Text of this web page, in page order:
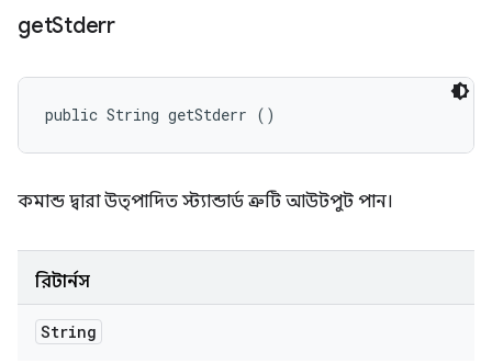
getStderr
public String getStderr ()
কমান্ড দ্বারা উত্পাদিত স্ট্যান্ডার্ড ত্রুটি আউটপুট পান।
রিটার্নস
String